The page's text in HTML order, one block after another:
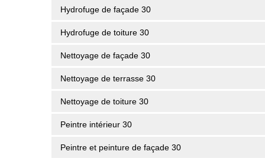
Hydrofuge de façade 30
Hydrofuge de toiture 30
Nettoyage de façade 30
Nettoyage de terrasse 30
Nettoyage de toiture 30
Peintre intérieur 30
Peintre et peinture de façade 30